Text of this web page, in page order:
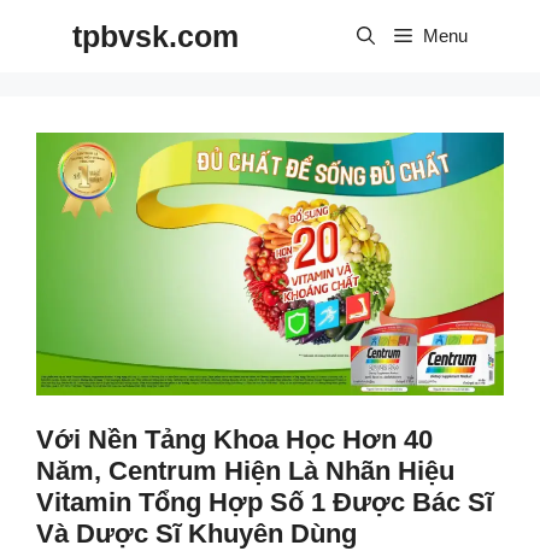
tpbvsk.com Menu
Với Nền Tảng Khoa Học Hơn 40
Năm, Centrum Hiện Là Nhãn Hiệu
Vitamin Tổng Hợp Số 1 Được Bác Sĩ
Và Dược Sĩ Khuyên Dùng